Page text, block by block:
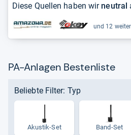
Diese Quellen haben wir neutral
und 12
PA-Anlagen Bestenliste
Beliebte Filter: Typ
Akus­tik-​Set Band-Set